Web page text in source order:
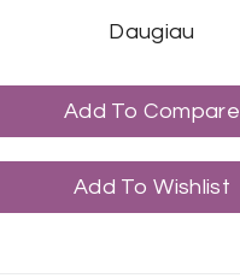
Daugiau
Add To Compare
Add To Wishlist